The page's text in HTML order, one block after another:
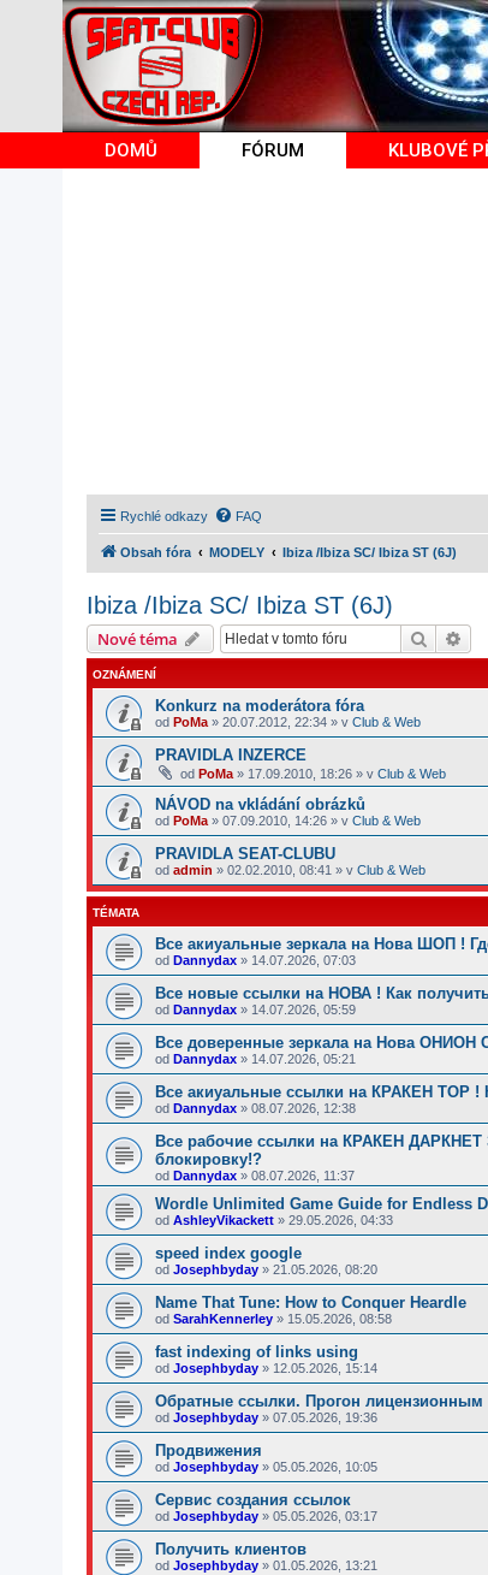
DOMŮ FÓRUM KLUBOVÉ
Rychlé odkazy FAQ
Obsah fóra MODELY Ibiza /Ibiza SC/ Ibiza ST (6J)
Ibiza /Ibiza SC/ Ibiza ST (6J)
Nové téma Hledat
OZNÁMENÍ
Konkurz na moderátora fóra
od PoMa » 20.07.2012, 22:34 » v Club & Web
PRAVIDLA INZERCE
od PoMa » 17.09.2010, 18:26 » v Club & Web
NÁVOD na vkládání obrázků
od PoMa » 07.09.2010, 14:26 » v Club & Web
PRAVIDLA SEAT-CLUBU
od admin » 02.02.2010, 08:41 » v Club & Web
TÉMATA
Все акиуальные зеркала на Нова ШОП !
od Dannydax » 14.07.2026, 07:03
Все новые ссылки на НОВА ! Как
od Dannydax » 14.07.2026, 05:59
Все доверенные зеркала на Нова ОНИОН
od Dannydax » 14.07.2026, 05:21
Все акиуальные ссылки на КРАКЕН ТОР !
od Dannydax » 08.07.2026, 12:38
Все рабочие ссылки на КРАКЕН ДАРКНЕТ
блокировку!?
od Dannydax » 08.07.2026, 11:37
Wordle Unlimited Game Guide for Endless
od AshleyVikackett » 29.05.2026, 04:33
speed index google
od Josephbyday » 21.05.2026, 08:20
Name That Tune: How to Conquer Heardle
od SarahKennerley » 15.05.2026, 08:58
fast indexing of links using
od Josephbyday » 12.05.2026, 15:14
Обратные ссылки. Прогон
od Josephbyday » 07.05.2026, 19:36
Продвижения
od Josephbyday » 05.05.2026, 10:05
Сервис создания ссылок
od Josephbyday » 05.05.2026, 03:17
Получить клиентов
od Josephbyday » 01.05.2026, 13:21